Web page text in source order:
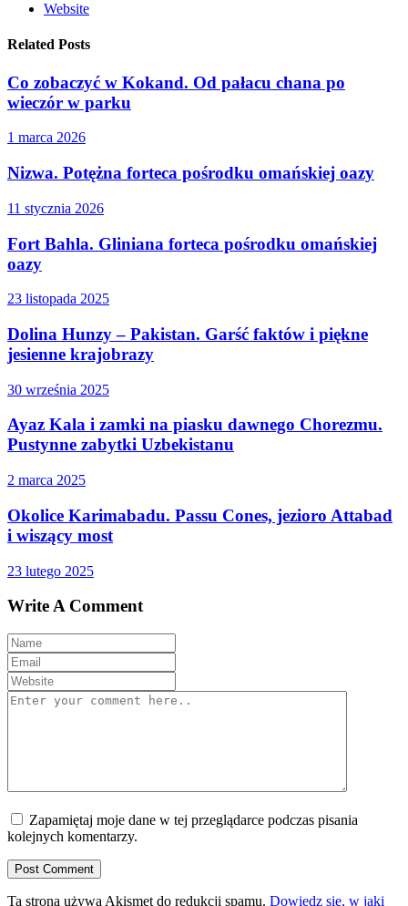
Website
Related Posts
Co zobaczyć w Kokand. Od pałacu chana po
wieczór w parku
1 marca 2026
Nizwa. Potężna forteca pośrodku omańskiej oazy
11 stycznia 2026
Fort Bahla. Gliniana forteca pośrodku omańskiej
oazy
23 listopada 2025
Dolina Hunzy – Pakistan. Garść faktów i piękne
jesienne krajobrazy
30 września 2025
Ayaz Kala i zamki na piasku dawnego Chorezmu.
Pustynne zabytki Uzbekistanu
2 marca 2025
Okolice Karimabadu. Passu Cones, jezioro Attabad
i wiszący most
23 lutego 2025
Write A Comment
Zapamiętaj moje dane w tej przeglądarce podczas pisania
kolejnych komentarzy.
Ta strona używa Akismet do redukcji spamu. Dowiedz się, w jaki